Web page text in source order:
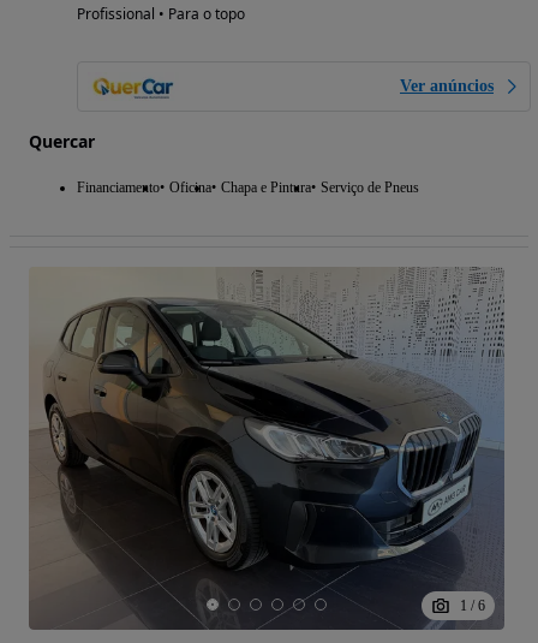
Profissional • Para o topo
Ver anúncios
Quercar
Financiamento Oficina Chapa e Pintura Serviço de Pneus
1 / 6